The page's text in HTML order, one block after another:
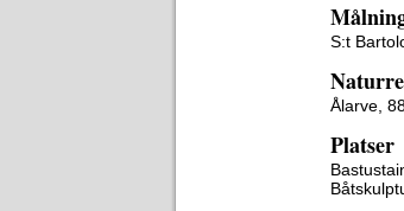
S:t
Ålarve,
Platser